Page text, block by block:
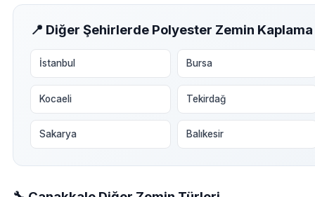
📍 Diğer Şehirlerde Polyester Zemin Kaplama
İstanbul Bursa
Kocaeli Tekirdağ
Sakarya Balıkesir